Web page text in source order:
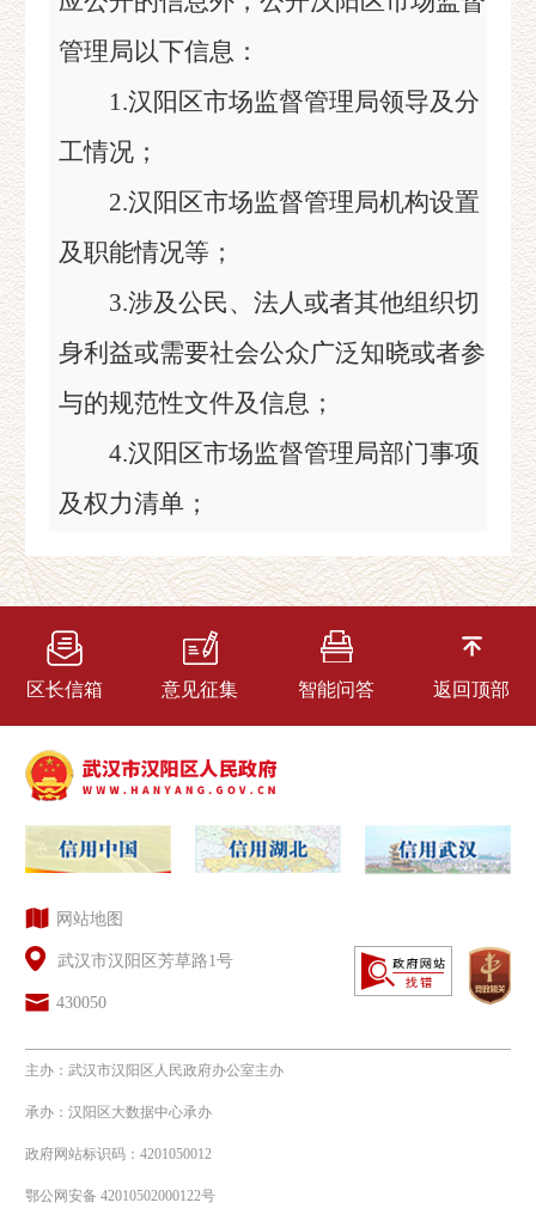
管理局以下信息：
1.汉阳区市场监督管理局领导及分
工情况；
2.汉阳区市场监督管理局机构设置
及职能情况等；
3.涉及公民、法人或者其他组织切
身利益或需要社会公众广泛知晓或者参
与的规范性文件及信息；
4.汉阳区市场监督管理局部门事项
及权力清单；
5.汉阳区市场监督管理局年度财政
预算、决算、“三公”经费及专项资金情
况；
6.其他应当主动公开的信息。
（二）公开方式
（http://www.hanyang.gov.cn/）；
2.其他：报刊、广播、电视、网络
等。
属于主动公开范围的政府信息，自
该政府信息形成或者变更之日起20个工
作日内及时公开。法律、法规对政府信
息公开的期限另有规定的，从其规定。
区长信箱 意见征集 智能问答 返回顶部
网站地图
武汉市汉阳区芳草路1号
430050
主办：武汉市汉阳区人民政府办公室主办
承办：汉阳区大数据中心承办
政府网站标识码：4201050012
鄂公网安备 42010502000122号